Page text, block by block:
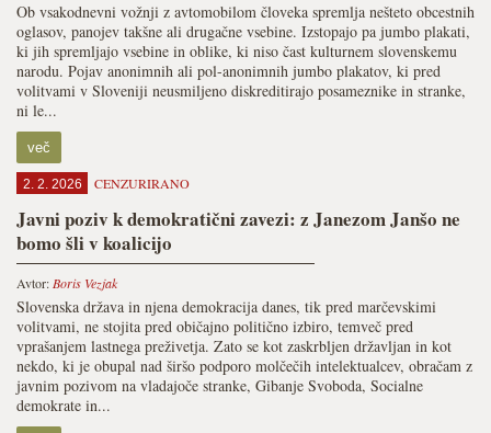
Ob vsakodnevni vožnji z avtomobilom človeka spremlja nešteto obcestnih
oglasov, panojev takšne ali drugačne vsebine. Izstopajo pa jumbo plakati,
ki jih spremljajo vsebine in oblike, ki niso čast kulturnem slovenskemu
narodu. Pojav anonimnih ali pol-anonimnih jumbo plakatov, ki pred
volitvami v Sloveniji neusmiljeno diskreditirajo posameznike in stranke,
ni le...
več
2. 2. 2026 CENZURIRANO
Javni poziv k demokratični zavezi: z Janezom Janšo ne
bomo šli v koalicijo
Avtor: Boris Vezjak
Slovenska država in njena demokracija danes, tik pred marčevskimi
volitvami, ne stojita pred običajno politično izbiro, temveč pred
vprašanjem lastnega preživetja. Zato se kot zaskrbljen državljan in kot
nekdo, ki je obupal nad širšo podporo molčečih intelektualcev, obračam z
javnim pozivom na vladajoče stranke, Gibanje Svoboda, Socialne
demokrate in...